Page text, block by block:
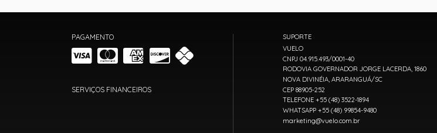
PAGAMENTO
SERVIÇOS FINANCEIROS
SUPORTE
VUELO
CNPJ 04.915.493/0001-40
RODOVIA GOVERNADOR JORGE LACERDA, 1860
NOVA DIVINÉIA, ARARANGUÁ/SC
CEP 88905-252
TELEFONE +55 (48) 3522-1894
WHATSAPP +55 (48) 99854-9480
marketing@vuelo.com.br